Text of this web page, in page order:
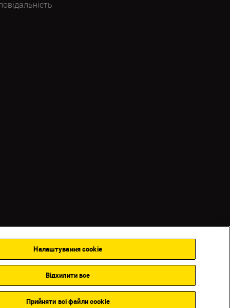
Налаштування Cookie
Налаштування cookie
Відхилити все
Прийняти всі файли сookie